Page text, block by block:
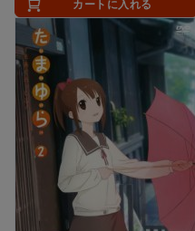
カートに入れる